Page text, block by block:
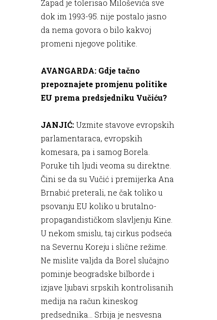
Zapad je tolerisao Miloševića sve
dok im 1993-95. nije postalo jasno
da nema govora o bilo kakvoj
promeni njegove politike.
AVANGARDA: Gdje tačno
prepoznajete promjenu politike
EU prema predsjedniku Vučiću?
JANJIĆ:Uzmite stavove evropskih
parlamentaraca, evropskih
komesara, pa i samog Borela.
Poruke tih ljudi veoma su direktne.
Čini se da su Vučić i premijerka Ana
Brnabić preterali, ne čak toliko u
psovanju EU koliko u brutalno-
propagandističkom slavljenju Kine.
U nekom smislu, taj cirkus podseća
na Severnu Koreju i slične režime.
Ne mislite valjda da Borel slučajno
pominje beogradske bilborde i
izjave ljubavi srpskih kontrolisanih
medija na račun kineskog
predsednika... Srbija je nesvesna